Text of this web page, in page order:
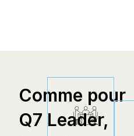
Comme pour
Q7 Leader,